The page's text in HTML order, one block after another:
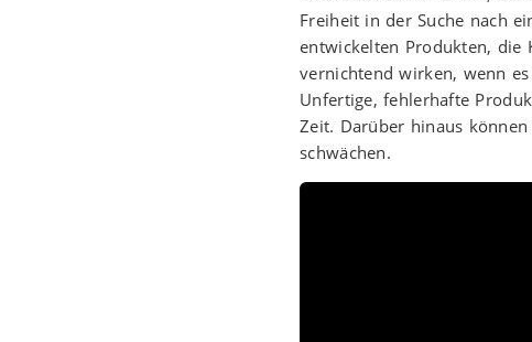
Freiheit in der Suche nach
entwickelten Produkten, die
vernichtend wirken, wenn
Unfertige, fehlerhafte
Zeit. Darüber hinaus
schwächen.